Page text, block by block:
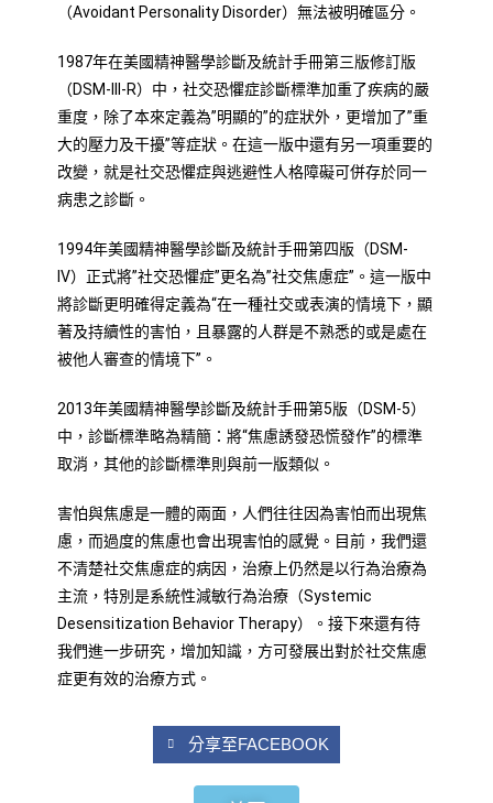
（Avoidant Personality Disorder）無法被明確區分。
1987年在美國精神醫學診斷及統計手冊第三版修訂版
（DSM-III-R）中，社交恐懼症診斷標準加重了疾病的嚴
重度，除了本來定義為”明顯的”的症狀外，更增加了”重
大的壓力及干擾”等症狀。在這一版中還有另一項重要的
改變，就是社交恐懼症與逃避性人格障礙可併存於同一
病患之診斷。
1994年美國精神醫學診斷及統計手冊第四版（DSM-
IV）正式將”社交恐懼症”更名為”社交焦慮症”。這一版中
將診斷更明確得定義為“在一種社交或表演的情境下，顯
著及持續性的害怕，且暴露的人群是不熟悉的或是處在
被他人審查的情境下”。
2013年美國精神醫學診斷及統計手冊第5版（DSM-5）
中，診斷標準略為精簡：將“焦慮誘發恐慌發作”的標準
取消，其他的診斷標準則與前一版類似。
害怕與焦慮是一體的兩面，人們往往因為害怕而出現焦
慮，而過度的焦慮也會出現害怕的感覺。目前，我們還
不清楚社交焦慮症的病因，治療上仍然是以行為治療為
主流，特別是系統性減敏行為治療（Systemic
Desensitization Behavior Therapy）。接下來還有待
我們進一步研究，增加知識，方可發展出對於社交焦慮
症更有效的治療方式。
分享至FACEBOOK